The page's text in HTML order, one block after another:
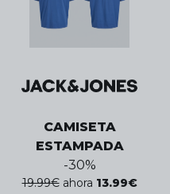
CAMISETA
ESTAMPADA
-30%
19.99€ ahora 13.99€